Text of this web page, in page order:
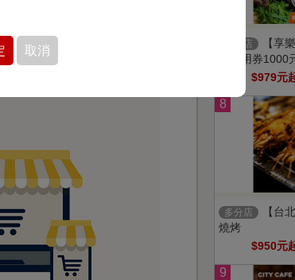
多分店
【享
金抵用券1000
$979元
8
多分店
【台
燒烤
$950元
9
取消